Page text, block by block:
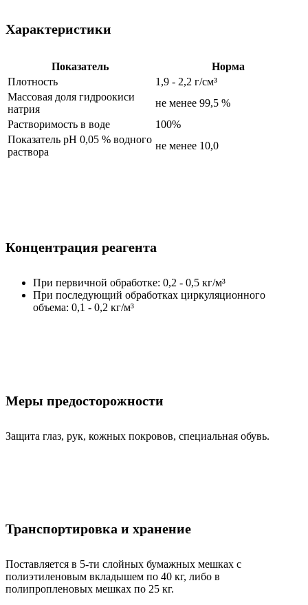
Характеристики
Показатель
Норма
Плотность
1,9 - 2,2 г/см³
Массовая доля гидроокиси
натрия
не менее 99,5 %
Растворимость в воде
100%
Показатель рН 0,05 % водного
раствора
не менее 10,0
Концентрация реагента
При первичной обработке: 0,2 - 0,5 кг/м³
При последующий обработках циркуляционного
объема: 0,1 - 0,2 кг/м³
Меры предосторожности
Защита глаз, рук, кожных покровов, специальная обувь.
Транспортировка и хранение
Поставляется в 5-ти слойных бумажных мешках с
полиэтиленовым вкладышем по 40 кг, либо в
полипропленовых мешках по 25 кг.